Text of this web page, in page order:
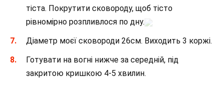
тіста. Покрутити сковороду, щоб тісто
рівномірно розпливлося по дну.
Діаметр моєї сковороди 26см. Виходить 3 коржі.
Готувати на вогні нижче за середній, під
закритою кришкою 4-5 хвилин.